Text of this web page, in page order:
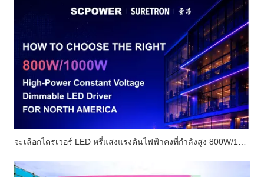
จะเลือกไดรเวอร์ LED หรี่แสงแรงดันไฟฟ้าคงที่กำลังสูง 800W/1000W ที่เหมาะสมสำหรับตลาดอเมริกาเหนือได้อย่างไร